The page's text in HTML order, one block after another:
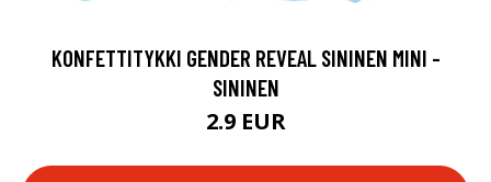
KONFETTITYKKI GENDER REVEAL SININEN MINI -
SININEN
2.9 EUR